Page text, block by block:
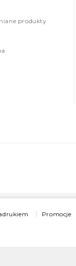
produkty
Promocje